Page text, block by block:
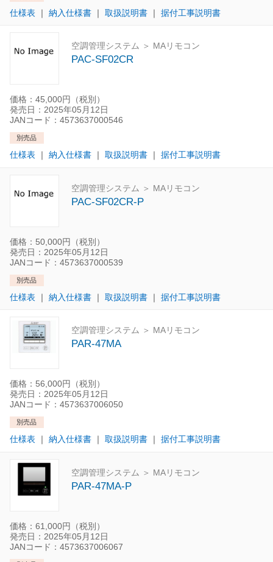
仕様表 ｜ 納入仕様書 ｜ 取扱説明書 ｜ 据付工事説明書
空調管理システム ＞ MAリモコン
PAC-SF02CR
価格：45,000円（税別）
発売日：2025年05月12日
JANコード：4573637000546
別売品
仕様表 ｜ 納入仕様書 ｜ 取扱説明書 ｜ 据付工事説明書
空調管理システム ＞ MAリモコン
PAC-SF02CR-P
価格：50,000円（税別）
発売日：2025年05月12日
JANコード：4573637000539
別売品
仕様表 ｜ 納入仕様書 ｜ 取扱説明書 ｜ 据付工事説明書
空調管理システム ＞ MAリモコン
PAR-47MA
価格：56,000円（税別）
発売日：2025年05月12日
JANコード：4573637006050
別売品
仕様表 ｜ 納入仕様書 ｜ 取扱説明書 ｜ 据付工事説明書
空調管理システム ＞ MAリモコン
PAR-47MA-P
価格：61,000円（税別）
発売日：2025年05月12日
JANコード：4573637006067